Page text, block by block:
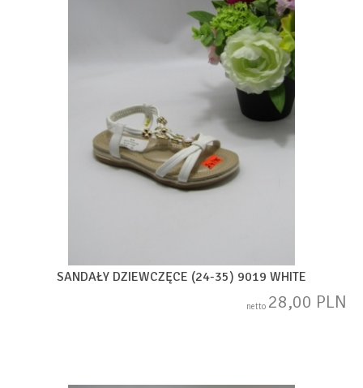
SANDAŁY DZIEWCZĘCE (24-35) 9019 WHITE
netto 28,00 PLN